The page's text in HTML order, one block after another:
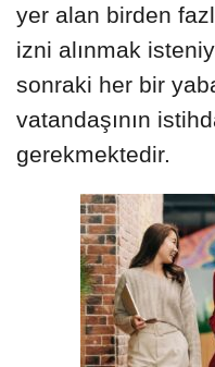
yer alan birden
izni alınmak
sonraki her bir
vatandaşının
gerekmektedir.